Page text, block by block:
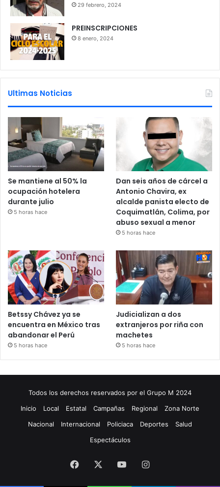
29 febrero, 2024
PREINSCRIPCIONES
8 enero, 2024
Ultimas Noticias
Se mantiene al 50% la
ocupación hotelera
durante julio
5 horas hace
Dan seis años de cárcel a
Antonio Chavira, ex
alcalde panista electo de
Coquimatlán, Colima, por
abuso sexual a menor
5 horas hace
Betssy Chávez ya se
encuentra en México tras
abandonar el Perú
5 horas hace
Judicializan a dos
extranjeros por riña con
machetes
5 horas hace
Todos los derechos reservados por el Grupo M 2024
Inicio
Local Estatal Campañas Regional
Zona Norte
Nacional
Internacional Policiaca Deportes
Salud
Espectáculos
Facebook YouTubeInstagram